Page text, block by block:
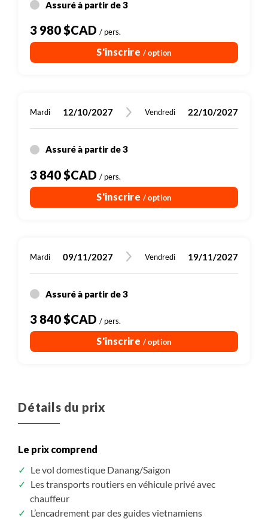
Assuré à partir de 3
3 980 $CAD / pers.
S'inscrire / option
Mardi 12/10/2027 Vendredi 22/10/2027
Assuré à partir de 3
3 840 $CAD / pers.
S'inscrire / option
Mardi 09/11/2027 Vendredi 19/11/2027
Assuré à partir de 3
3 840 $CAD / pers.
S'inscrire / option
Détails du prix
Le prix comprend
Le vol domestique Danang/Saigon
Les transports routiers en véhicule privé avec
chauffeur
L’encadrement par des guides vietnamiens